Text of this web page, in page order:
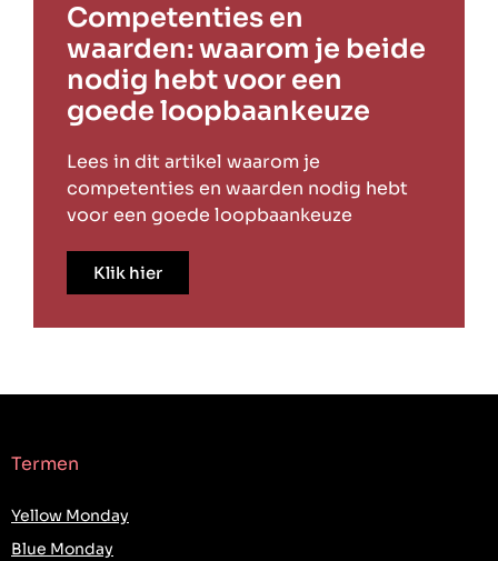
Competenties en
waarden: waarom je beide
nodig hebt voor een
goede loopbaankeuze
Lees in dit artikel waarom je
competenties en waarden nodig hebt
voor een goede loopbaankeuze
Klik hier
Termen
Yellow Monday
Blue Monday